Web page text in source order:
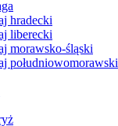
hradecki
liberecki
morawsko-śląski
południowomorawski